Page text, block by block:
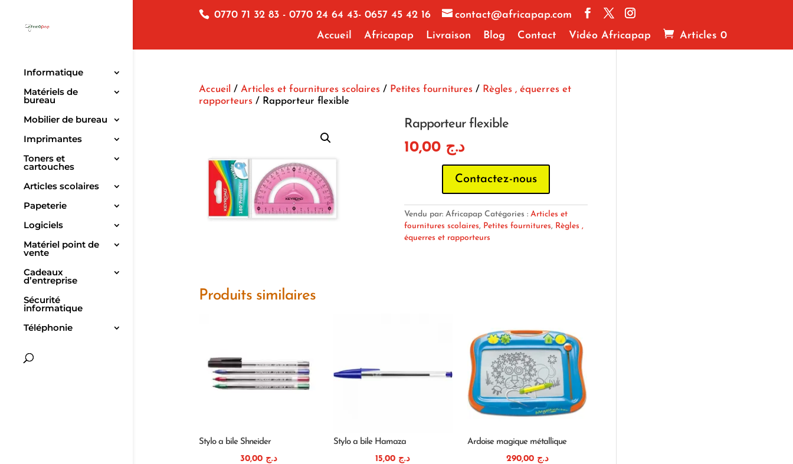
0770 71 32 83 - 0770 24 64 43- 0657 45 42 16
contact@africapap.com
Accueil
Africapap Livraison Blog Contact Vidéo Africapap Articles 0
Informatique
Matériels de
bureau
Mobilier de bureau
Imprimantes
Toners et
cartouches
Articles scolaires
Papeterie
Logiciels
Matériel point de
vente
Cadeaux
d’entreprise
Sécurité
informatique
Téléphonie
Accueil / Articles et fournitures scolaires/ Petites fournitures/ Règles , équerres et
rapporteurs/ Rapporteur flexible
Rapporteur flexible
د.ج 10,00
Contactez-nous
Vendu par: Africapap Catégories : Articles et
fournitures scolaires, Petites fournitures, Règles ,
équerres et rapporteurs
Produits similaires
Stylo a bile Shneider
د.ج 30,00
Stylo a bile Hamaza
د.ج
Ardoise magique métallique
د.ج 290,00